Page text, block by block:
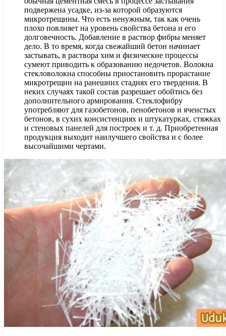
подвержена усадке, из-за которой образуются
микротрещины. Что есть ненужным, так как очень
плохо повлияет на уровень свойства бетона и его
долговечность. Добавление в раствор фибры меняет
дело. В то время, когда свежайший бетон начинает
застывать, в раствора хим и физические процессы
сумеют приводить к образованию недочетов. Волокна
стекловолокна способны приостановить прорастание
микротрещин на ранешних стадиях его твердения. В
неких случаях такой состав разрешает обойтись без
дополнительного армирования. Стеклофибру
употребляют для газобетонов, пенобетонов и ячеистых
бетонов, в сухих консистенциях и штукатурках, стяжках
и стеновых панелей для построек и т. д. Приобретенная
продукция выходит наилучшего свойства и с более
высочайшими чертами.